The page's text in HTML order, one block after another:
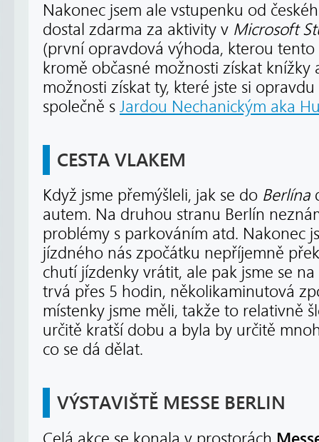
Nakonec jsem ale vstupenku od
dostal zdarma za aktivity v Microsoft
(první opravdová výhoda, kterou
kromě občasné možnosti získat knížky
možnosti získat ty, které jste si
společně s Jardou Nechanickým aka
CESTA VLAKEM
Když jsme přemýšleli, jak se do Berlína
autem. Na druhou stranu Berlín
problémy s parkováním atd. Nakonec
jízdného nás zpočátku nepříjemně
chutí jízdenky vrátit, ale pak jsme se
trvá přes 5 hodin, několikaminutová
místenky jsme měli, takže to relativně
určitě kratší dobu a byla by určitě
co se dá dělat.
VÝSTAVIŠTĚ MESSE BERLIN